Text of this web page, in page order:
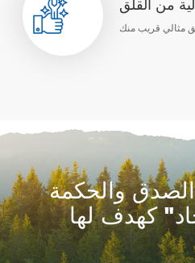
مثالي قريب منك
والحكمة
كهدف لها